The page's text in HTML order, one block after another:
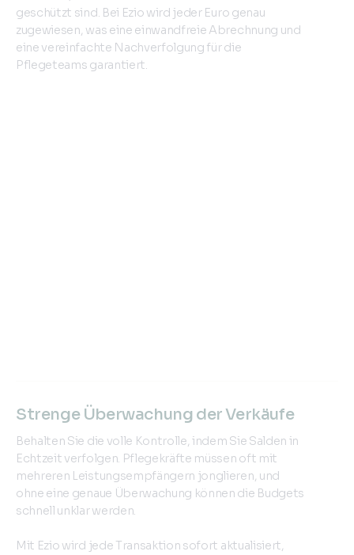
geschützt sind. Bei Ezio wird jeder Euro genau
zugewiesen, was eine einwandfreie Abrechnung und
eine vereinfachte Nachverfolgung für die
Pflegeteams garantiert.
Strenge Überwachung der Verkäufe
Behalten Sie die volle Kontrolle, indem Sie Salden in
Echtzeit verfolgen. Pflegekräfte müssen oft mit
mehreren Leistungsempfängern jonglieren, und
ohne eine genaue Überwachung können die Budgets
schnell unklar werden.
Mit Ezio wird jede Transaktion sofort aktualisiert,